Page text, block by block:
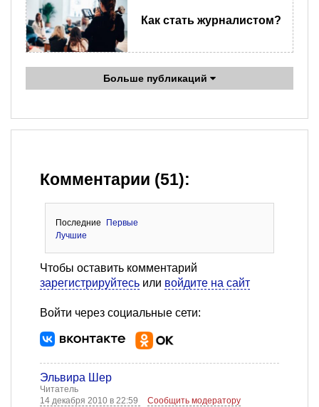
Как стать журналистом?
Больше публикаций
Комментарии (51):
Последние
Первые
Лучшие
Чтобы оставить комментарий
зарегистрируйтесь или войдите на сайт
Войти через социальные сети:
Эльвира Шер
Читатель
14 декабря 2010 в 22:59
Сообщить модератору